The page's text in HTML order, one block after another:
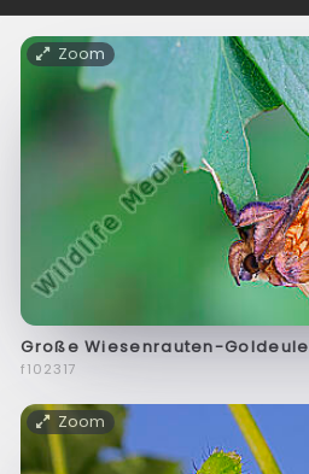
Zoom
Große Wiesenrauten-Goldeule
f102317
Zoom